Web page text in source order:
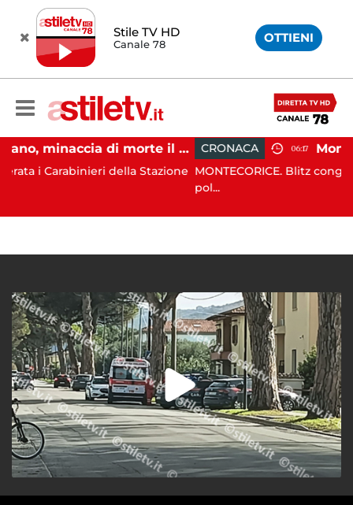
Stile TV HD
Canale 78 OTTIENI
Striano, minaccia di morte il sindaco: 67enne ai domiciliari
della Stazione
CRONACA 06:17
MONTECORICE. Blitz congiunto all’alba